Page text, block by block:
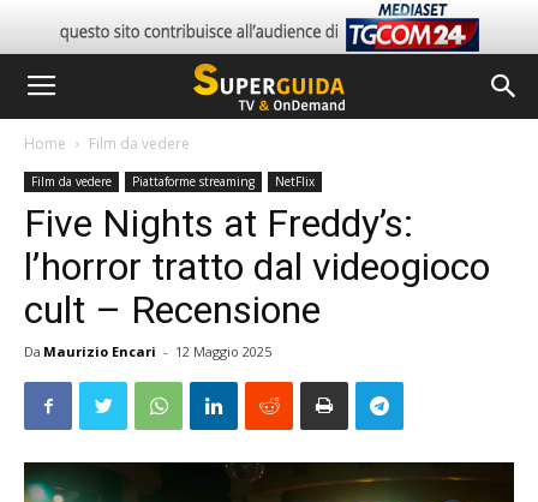
Home Film da vedere
Film da vedere Piattaforme streaming NetFlix
Five Nights at Freddy’s:
l’horror tratto dal videogioco
cult – Recensione
Da Maurizio Encari - 12 Maggio 2025